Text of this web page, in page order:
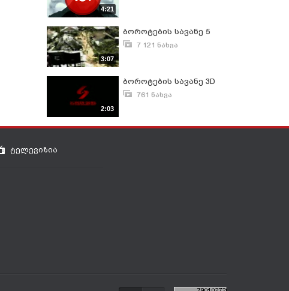
4:21
3:07
ბოროტების სავანე 5
7 121 ნახვა
2:03
ბოროტების სავანე 3D
761 ნახვა
ტელევიზია